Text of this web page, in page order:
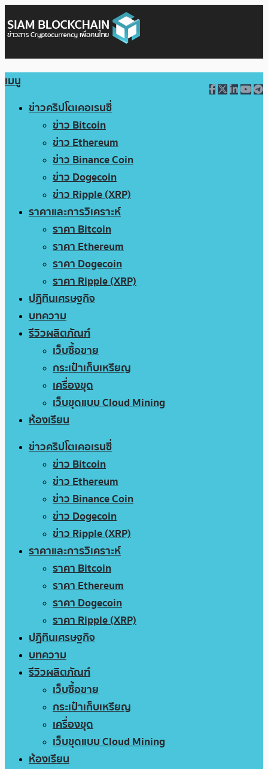
เมนู
ข่าวคริปโตเคอเรนซี่
ข่าว Bitcoin
ข่าว Ethereum
ข่าว Binance Coin
ข่าว Dogecoin
ข่าว Ripple (XRP)
ราคาและการวิเคราะห์
ราคา Bitcoin
ราคา Ethereum
ราคา Dogecoin
ราคา Ripple (XRP)
ปฏิทินเศรษฐกิจ
บทความ
รีวิวผลิตภัณฑ์
เว็บซื้อขาย
กระเป๋าเก็บเหรียญ
เครื่องขุด
เว็บขุดแบบ Cloud Mining
ห้องเรียน
ข่าวคริปโตเคอเรนซี่
ข่าว Bitcoin
ข่าว Ethereum
ข่าว Binance Coin
ข่าว Dogecoin
ข่าว Ripple (XRP)
ราคาและการวิเคราะห์
ราคา Bitcoin
ราคา Ethereum
ราคา Dogecoin
ราคา Ripple (XRP)
ปฏิทินเศรษฐกิจ
บทความ
รีวิวผลิตภัณฑ์
เว็บซื้อขาย
กระเป๋าเก็บเหรียญ
เครื่องขุด
เว็บขุดแบบ Cloud Mining
ห้องเรียน